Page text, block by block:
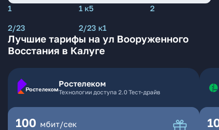
1 1 к5
2
2/23
2/23 к1
Лучшие тарифы на ул Вооруженного
Восстания в Калуге
Ростелеком
Технологии доступа 2.0 Тест-драйв
100 мбит/сек